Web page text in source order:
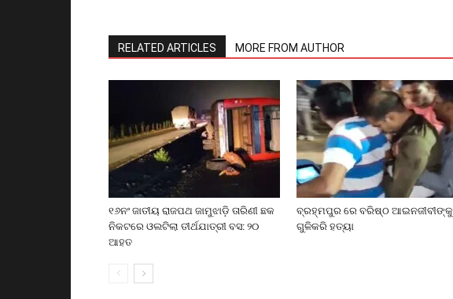
RELATED ARTICLES MORE FROM AUTHOR
୧୬ନଂ ଜାତୀୟ ରାଜପଥ ଜାମୁଝାଡ଼ି ତାରିଣୀ ଛକ
ନିକଟରେ ଓଲଟିଲା ତୀର୍ଥଯାତ୍ରୀ ବସ: ୨୦
ଆହତ
ବ୍ରହ୍ମପୁର ରେ ବରିଷ୍ଠ ଆଇନଜୀବୀଙ୍କୁ
ଗୁଳିକରି ହତ୍ୟା